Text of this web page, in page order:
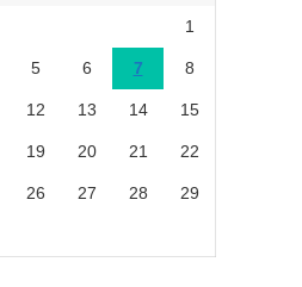
1
5 6 7 8
12 13 14 15
19 20 21 22
26 27 28 29